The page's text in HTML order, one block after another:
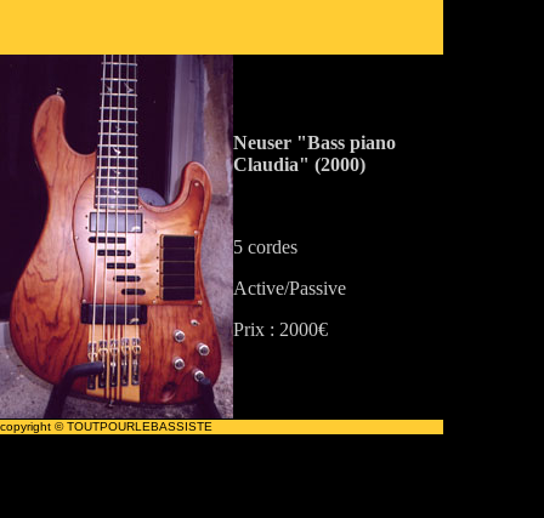
Neuser "Bass piano
Claudia" (2000)
5 cordes
Active/Passive
Prix : 2000€
copyright © TOUTPOURLEBASSISTE